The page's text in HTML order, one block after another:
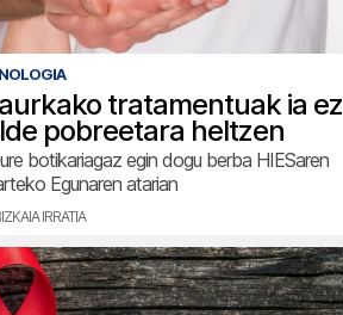
tratamentuak ia ez
pobreetara heltzen
botikariagaz egin dogu berba HIESaren
Egunaren atarian
IRRATIA